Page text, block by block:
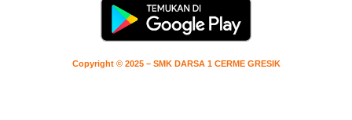
Copyright © 2025 – SMK DARSA 1 CERME GRESIK